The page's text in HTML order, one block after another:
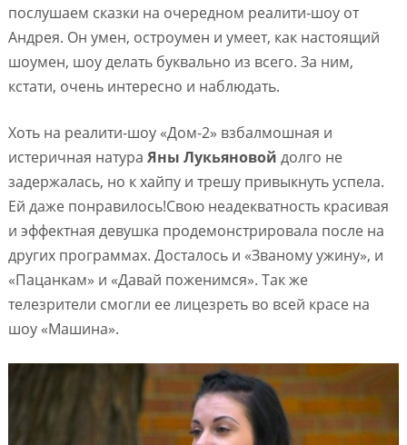
послушаем сказки на очередном реалити-шоу от
Андрея. Он умен, остроумен и умеет, как настоящий
шоумен, шоу делать буквально из всего. За ним,
кстати, очень интересно и наблюдать.
Хоть на реалити-шоу «Дом-2» взбалмошная и
истеричная натура Яны Лукьяновой долго не
задержалась, но к хайпу и трешу привыкнуть успела.
Ей даже понравилось!Свою неадекватность красивая
и эффектная девушка продемонстрировала после на
других программах. Досталось и «Званому ужину», и
«Пацанкам» и «Давай поженимся». Так же
телезрители смогли ее лицезреть во всей красе на
шоу «Машина».